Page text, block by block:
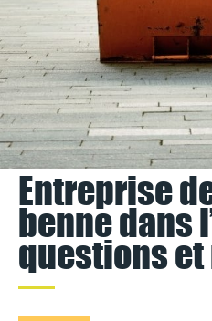
Entreprise
benne dans
questions